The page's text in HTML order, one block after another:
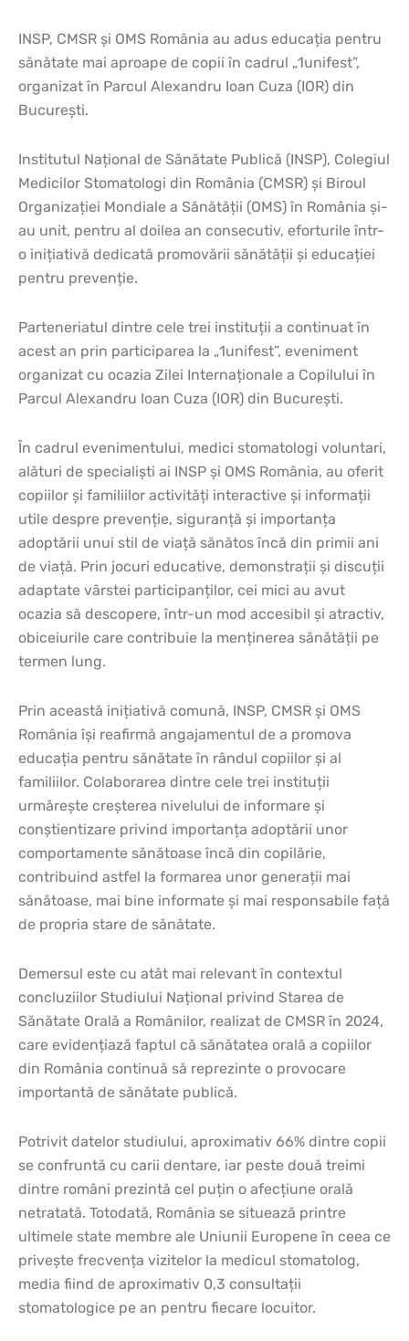
INSP, CMSR și OMS România au adus educația pentru
sănătate mai aproape de copii în cadrul „1unifest”,
organizat în Parcul Alexandru Ioan Cuza (IOR) din
București.
Institutul Național de Sănătate Publică (INSP), Colegiul
Medicilor Stomatologi din România (CMSR) și Biroul
Organizației Mondiale a Sănătății (OMS) în România și-
au unit, pentru al doilea an consecutiv, eforturile într-
o inițiativă dedicată promovării sănătății și educației
pentru prevenție.
Parteneriatul dintre cele trei instituții a continuat în
acest an prin participarea la „1unifest”, eveniment
organizat cu ocazia Zilei Internaționale a Copilului în
Parcul Alexandru Ioan Cuza (IOR) din București.
În cadrul evenimentului, medici stomatologi voluntari,
alături de specialiști ai INSP și OMS România, au oferit
copiilor și familiilor activități interactive și informații
utile despre prevenție, siguranță și importanța
adoptării unui stil de viață sănătos încă din primii ani
de viață. Prin jocuri educative, demonstrații și discuții
adaptate vârstei participanților, cei mici au avut
ocazia să descopere, într-un mod accesibil și atractiv,
obiceiurile care contribuie la menținerea sănătății pe
termen lung.
Prin această inițiativă comună, INSP, CMSR și OMS
România își reafirmă angajamentul de a promova
educația pentru sănătate în rândul copiilor și al
familiilor. Colaborarea dintre cele trei instituții
urmărește creșterea nivelului de informare și
conștientizare privind importanța adoptării unor
comportamente sănătoase încă din copilărie,
contribuind astfel la formarea unor generații mai
sănătoase, mai bine informate și mai responsabile față
de propria stare de sănătate.
Demersul este cu atât mai relevant în contextul
concluziilor Studiului Național privind Starea de
Sănătate Orală a Românilor, realizat de CMSR în 2024,
care evidențiază faptul că sănătatea orală a copiilor
din România continuă să reprezinte o provocare
importantă de sănătate publică.
Potrivit datelor studiului, aproximativ 66% dintre copii
se confruntă cu carii dentare, iar peste două treimi
dintre români prezintă cel puțin o afecțiune orală
netratată. Totodată, România se situează printre
ultimele state membre ale Uniunii Europene în ceea ce
privește frecvența vizitelor la medicul stomatolog,
media fiind de aproximativ 0,3 consultații
stomatologice pe an pentru fiecare locuitor.